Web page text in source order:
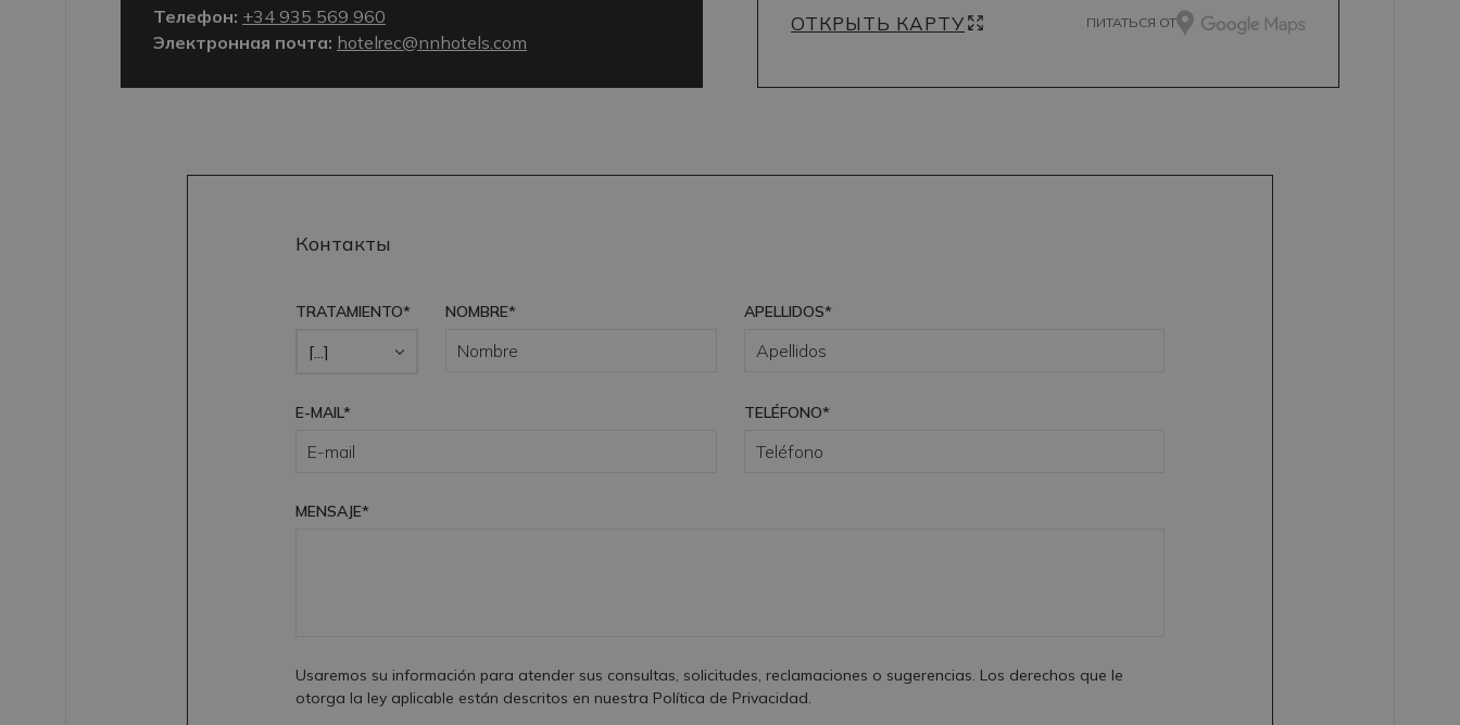
Телефон: +34 935 569 960
Электронная почта: hotelrec@nnhotels.com
ОТКРЫТЬ КАРТУ ПИТАТЬСЯ ОТ
Контакты
TRATAMIENTO* NOMBRE* APELLIDOS*
E-MAIL* TELÉFONO*
MENSAJE*
Usaremos su información para atender sus consultas, solicitudes, reclamaciones o sugerencias. Los derechos que le
otorga la ley aplicable están descritos en nuestra Política de Privacidad.